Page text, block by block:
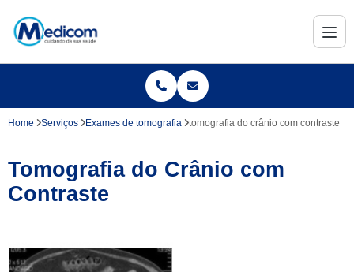
Home Serviços Exames de tomografia tomografia do crânio com contraste
Tomografia do Crânio com
Contraste